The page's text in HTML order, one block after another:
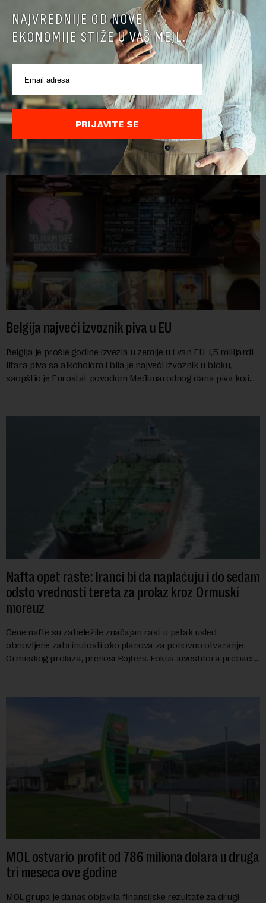
Cene hrane u svetu najviše za tri i po godine
Cene hrane u svetu su sada najviše za tri i po godine, jer letnji
toplotni talasi i ratovi u Ukrajini i na Bliskom istoku povećavaju
troškove, piše britanski list Gardijan.Indeks cena
prehrambenih proiz...
Belgija najveći izvoznik piva u EU
Belgija je prošle godine izvezla u zemlje u i van EU 1,5 milijardi
litara piva sa alkoholom i bila je najveći izvoznik u bloku,
saopštio je Eurostat povodom Međunarodnog dana piva koji
Nafta opet raste: Iranci bi da naplaćuju i do sedam
odsto vrednosti tereta za prolaz kroz Ormuski
moreuz
Cene nafte su zabeležile značajan rast u petak usled
obnovljene zabrinutosti oko planova za ponovno otvaranje
Ormuskog prolaza, prenosi Rojters. Fokus investitora prebacio
MOL ostvario profit od 786 miliona dolara u druga
tri meseca ove godine
MOL grupa je danas objavila finansijske rezultate za drugi
NAJVREDNIJE OD NOVE
EKONOMIJE STIŽE U VAŠ MEJL.
PRIJAVITE SE